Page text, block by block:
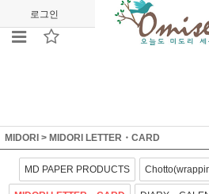
로그인 회원가입
MIDORI > MIDORI LETTER・CARD
MD PAPER PRODUCTS